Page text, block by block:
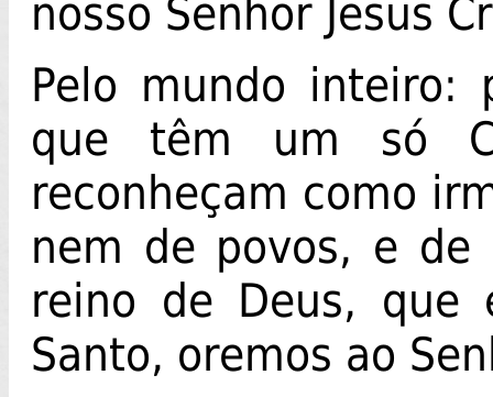
nosso Senhor Jesus
Pelo mundo inteiro:
que têm um só
reconheçam como
nem de povos, e de
reino de Deus,
Santo, oremos ao